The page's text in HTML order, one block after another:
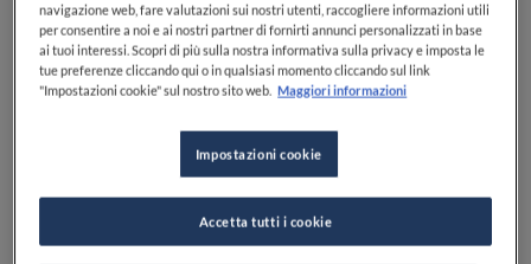
navigazione web, fare valutazioni sui nostri utenti, raccogliere informazioni utili
per consentire a noi e ai nostri partner di fornirti annunci personalizzati in base
ai tuoi interessi. Scopri di più sulla nostra informativa sulla privacy e imposta le
tue preferenze cliccando qui o in qualsiasi momento cliccando sul link
"Impostazioni cookie" sul nostro sito web. Maggiori informazioni
Impostazioni cookie
Accetta tutti i cookie